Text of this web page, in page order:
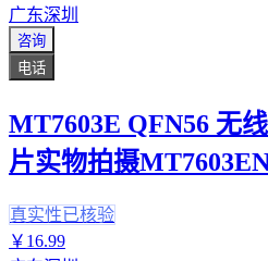
广东深圳
咨询
电话
MT7603E QFN56 无
片实物拍摄
真实性已核验
￥ 16.99